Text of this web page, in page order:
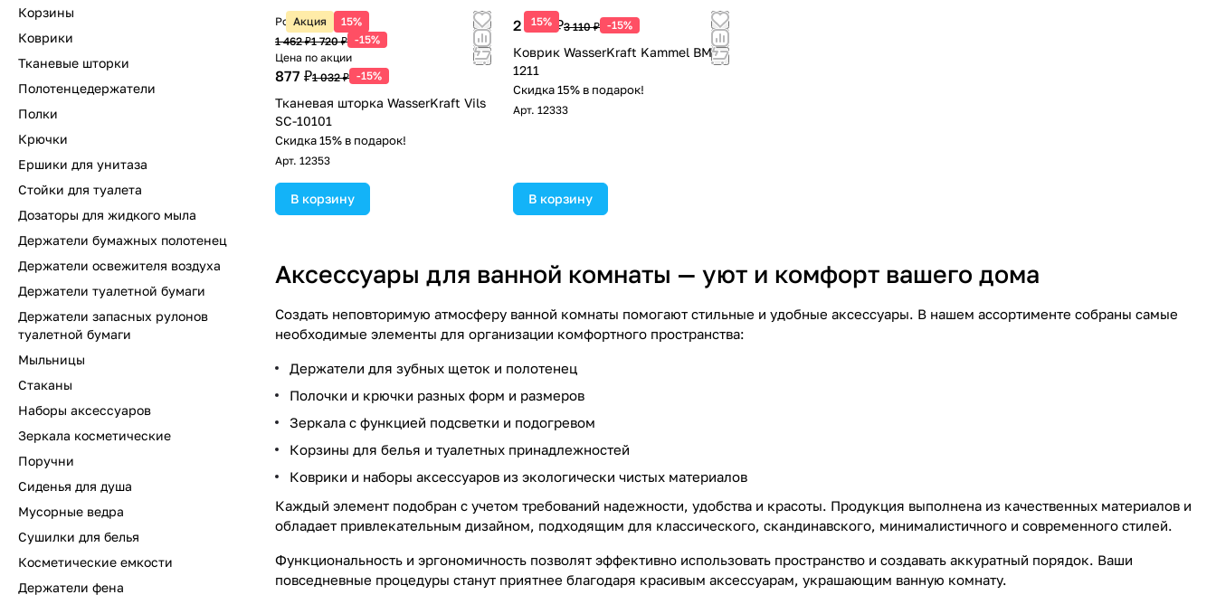
Акция 15%
Розничная цена
1 462 ₽1 720 ₽ -15%
Цена по акции
877 ₽1 032 ₽ -15%
Тканевая шторка WasserKraft Vils
SC-10101
Скидка 15% в подарок!
Арт. 12353
В корзину
15%
2 644 ₽3 110 ₽ -15%
Коврик WasserKraft Kammel BM-
1211
Скидка 15% в подарок!
Арт. 12333
В корзину
Аксессуары для ванной комнаты — уют и комфорт вашего дома
Создать неповторимую атмосферу ванной комнаты помогают стильные и удобные аксессуары. В нашем ассортименте собраны самые
необходимые элементы для организации комфортного пространства:
Держатели для зубных щеток и полотенец
Полочки и крючки разных форм и размеров
Зеркала с функцией подсветки и подогревом
Корзины для белья и туалетных принадлежностей
Коврики и наборы аксессуаров из экологически чистых материалов
Каждый элемент подобран с учетом требований надежности, удобства и красоты. Продукция выполнена из качественных материалов и
обладает привлекательным дизайном, подходящим для классического, скандинавского, минималистичного и современного стилей.
Функциональность и эргономичность позволят эффективно использовать пространство и создавать аккуратный порядок. Ваши
повседневные процедуры станут приятнее благодаря красивым аксессуарам, украшающим ванную комнату.
Корзины
Коврики
Тканевые шторки
Полотенцедержатели
Полки
Крючки
Ершики для унитаза
Стойки для туалета
Дозаторы для жидкого мыла
Держатели бумажных полотенец
Держатели освежителя воздуха
Держатели туалетной бумаги
Держатели запасных рулонов
туалетной бумаги
Мыльницы
Стаканы
Наборы аксессуаров
Зеркала косметические
Поручни
Сиденья для душа
Мусорные ведра
Сушилки для белья
Косметические емкости
Держатели фена